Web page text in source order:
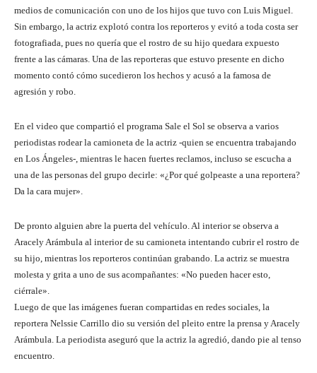
medios de comunicación con uno de los hijos que tuvo con Luis Miguel.
Sin embargo, la actriz explotó contra los reporteros y evitó a toda costa ser
fotografiada, pues no quería que el rostro de su hijo quedara expuesto
frente a las cámaras. Una de las reporteras que estuvo presente en dicho
momento contó cómo sucedieron los hechos y acusó a la famosa de
agresión y robo.
En el video que compartió el programa Sale el Sol se observa a varios
periodistas rodear la camioneta de la actriz -quien se encuentra trabajando
en Los Ángeles-, mientras le hacen fuertes reclamos, incluso se escucha a
una de las personas del grupo decirle: «¿Por qué golpeaste a una reportera?
Da la cara mujer».
De pronto alguien abre la puerta del vehículo. Al interior se observa a
Aracely Arámbula al interior de su camioneta intentando cubrir el rostro de
su hijo, mientras los reporteros continúan grabando. La actriz se muestra
molesta y grita a uno de sus acompañantes: «No pueden hacer esto,
ciérrale».
Luego de que las imágenes fueran compartidas en redes sociales, la
reportera Nelssie Carrillo dio su versión del pleito entre la prensa y Aracely
Arámbula. La periodista aseguró que la actriz la agredió, dando pie al tenso
encuentro.